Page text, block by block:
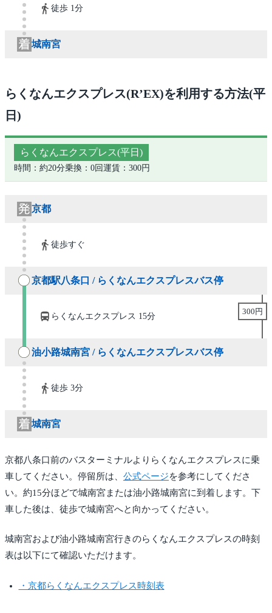
徒歩 1分
城南宮
らくなんエクスプレス(R’EX)を利用する方法(平
日)
らくなんエクスプレス(平日)
時間：約20分乗換：0回 運賃：300円
京都
徒歩すぐ
京都駅八条口 / らくなんエクスプレスバス停
らくなんエクスプレス 15分
300円
油小路城南宮 / らくなんエクスプレスバス停
徒歩 3分
城南宮
京都八条口前のバスターミナルよりらくなんエクスプレスに乗
車してください。停留所は、 公式ページを参考にしてくださ
い。約15分ほどで城南宮または油小路城南宮に到着します。下
車した後は、徒歩で城南宮へと向かってください。
城南宮および油小路城南宮行きのらくなんエクスプレスの時刻
表は以下にて確認いただけます。
・京都らくなんエクスプレス時刻表